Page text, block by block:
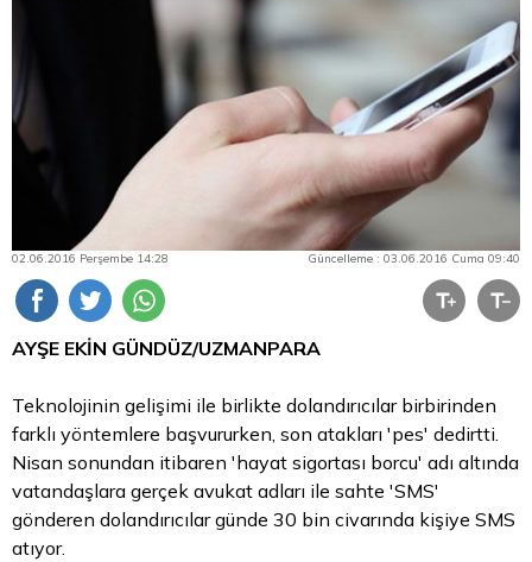
02.06.2016 Perşembe 14:28 Güncelleme : 03.06.2016 Cuma 09:40
AYŞE EKİN GÜNDÜZ/UZMANPARA
Teknolojinin gelişimi ile birlikte dolandırıcılar birbirinden
farklı yöntemlere başvururken, son atakları 'pes' dedirtti.
Nisan sonundan itibaren 'hayat sigortası borcu' adı altında
vatandaşlara gerçek avukat adları ile sahte 'SMS'
gönderen dolandırıcılar günde 30 bin civarında kişiye SMS
atıyor.